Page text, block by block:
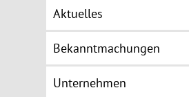
Aktuelles
Bekanntmachungen
Unternehmen